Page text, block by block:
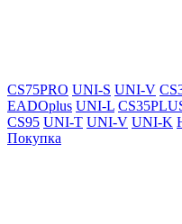
CS75PRO UNI-S UNI-V
EADOplus UNI-L
CS95 UNI-T UNI-V UNI-K
Покупка